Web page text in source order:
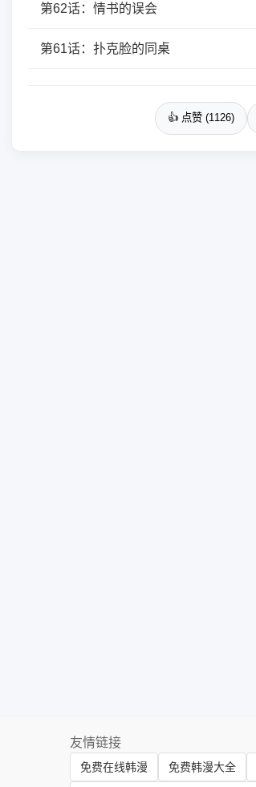
第62话：情书的误会
第61话：扑克脸的同桌
👍 点赞 (1126)
友情链接
免费在线韩漫 免费韩漫大全